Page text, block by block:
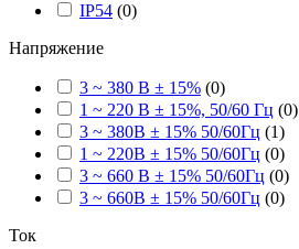
IP54 (0)
Напряжение
3 ~ 380 В ± 15% (0)
1 ~ 220 В ± 15%, 50/60 Гц (0)
3 ~ 380В ± 15% 50/60Гц (1)
1 ~ 220В ± 15% 50/60Гц (0)
3 ~ 660 В ± 15% 50/60Гц (0)
3 ~ 660В ± 15% 50/60Гц (0)
Ток